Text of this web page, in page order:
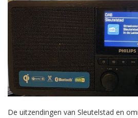
De uitzendingen van Sleutelstad en